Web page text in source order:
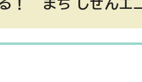
！ まち しぜんエ